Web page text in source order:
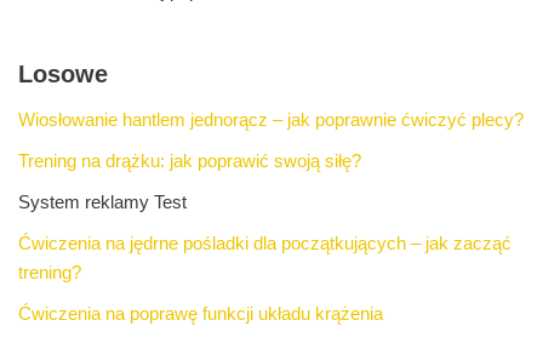
Losowe
Wiosłowanie hantlem jednorącz – jak poprawnie ćwiczyć plecy?
Trening na drążku: jak poprawić swoją siłę?
System reklamy Test
Ćwiczenia na jędrne pośladki dla początkujących – jak zacząć
trening?
Ćwiczenia na poprawę funkcji układu krążenia